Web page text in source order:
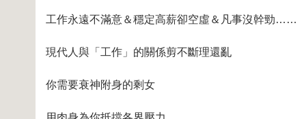
工作永遠不滿意＆穩定高薪卻空虛＆凡事沒幹勁……
現代人與「工作」的關係剪不斷理還亂
你需要衰神附身的剩女